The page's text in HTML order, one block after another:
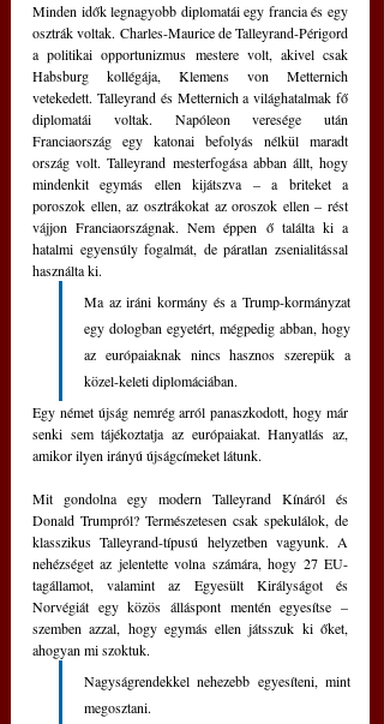
Minden idők legnagyobb diplomatái egy francia és egy
osztrák voltak. Charles-Maurice de Talleyrand-Périgord
a politikai opportunizmus mestere volt, akivel csak
Habsburg kollégája, Klemens von Metternich
vetekedett. Talleyrand és Metternich a világhatalmak fő
diplomatái voltak. Napóleon veresége után
Franciaország egy katonai befolyás nélkül maradt
ország volt. Talleyrand mesterfogása abban állt, hogy
mindenkit egymás ellen kijátszva – a briteket a
poroszok ellen, az osztrákokat az oroszok ellen – rést
vájjon Franciaországnak. Nem éppen ő találta ki a
hatalmi egyensúly fogalmát, de páratlan zsenialitással
használta ki.
Ma az iráni kormány és a Trump-kormányzat
egy dologban egyetért, mégpedig abban, hogy
az európaiaknak nincs hasznos szerepük a
közel-keleti diplomáciában.
Egy német újság nemrég arról panaszkodott, hogy már
senki sem tájékoztatja az európaiakat. Hanyatlás az,
amikor ilyen irányú újságcímeket látunk.
Mit gondolna egy modern Talleyrand Kínáról és
Donald Trumpról? Természetesen csak spekulálok, de
klasszikus Talleyrand-típusú helyzetben vagyunk. A
nehézséget az jelentette volna számára, hogy 27 EU-
tagállamot, valamint az Egyesült Királyságot és
Norvégiát egy közös álláspont mentén egyesítse –
szemben azzal, hogy egymás ellen játsszuk ki őket,
ahogyan mi szoktuk.
Nagyságrendekkel nehezebb egyesíteni, mint
megosztani.